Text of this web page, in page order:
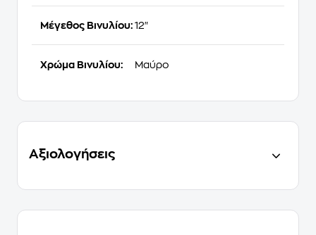
Μέγεθος Βινυλίου: 12"
Χρώμα Βινυλίου: Μαύρο
Αξιολογήσεις